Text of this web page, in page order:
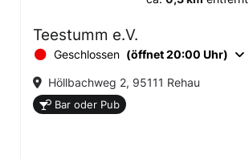
Teestumm e.V.
Geschlossen (öffnet 20:00 Uhr)
Höllbachweg 2, 95111 Rehau
Bar oder Pub